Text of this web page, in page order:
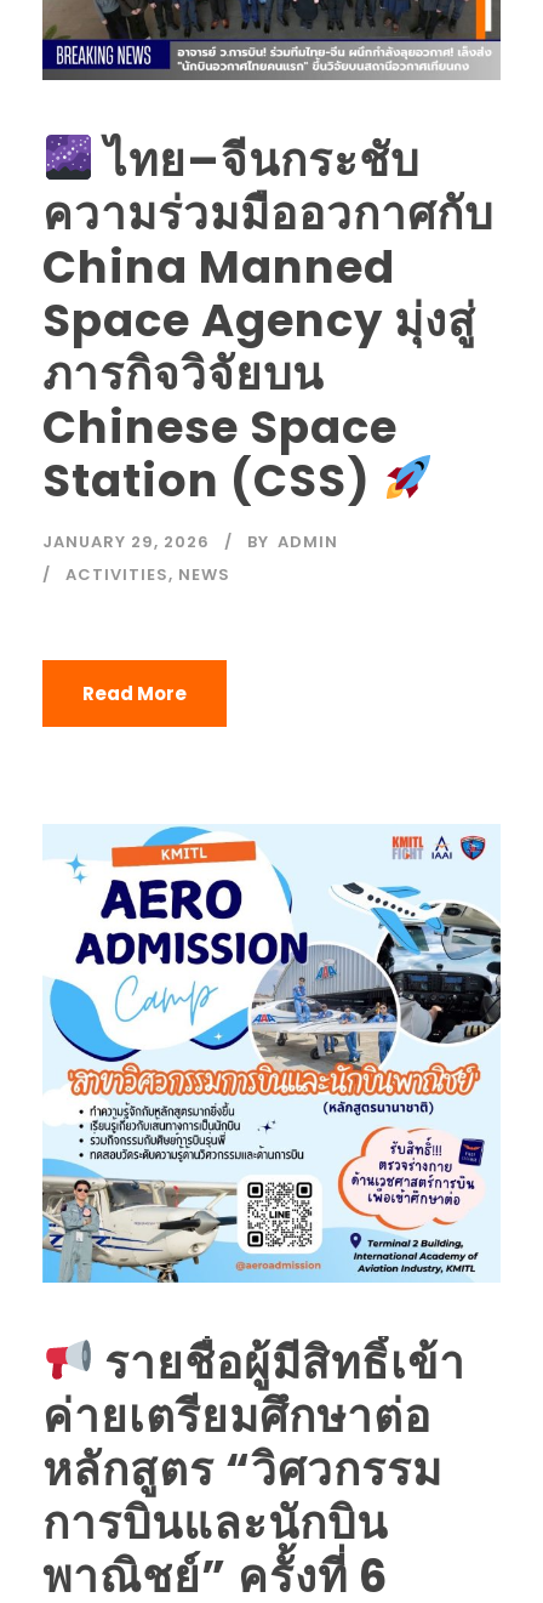
ไทย–จีนกระชับ
ความร่วมมืออวกาศกับ
China Manned
Space Agency มุ่งสู่
ภารกิจวิจัยบน
Chinese Space
Station (CSS)
JANUARY 29, 2026 BY ADMIN
ACTIVITIES, NEWS
Read More
รายชื่อผู้มีสิทธิ์เข้า
ค่ายเตรียมศึกษาต่อ
หลักสูตร “วิศวกรรม
การบินและนักบิน
พาณิชย์” ครั้งที่ 6